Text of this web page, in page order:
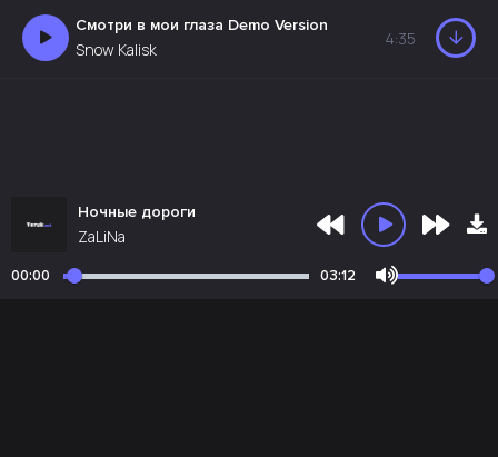
Смотри в мои глаза Demo Version
Snow Kalisk
4:35
Ночные дороги
ZaLiNa
00:00 03:12